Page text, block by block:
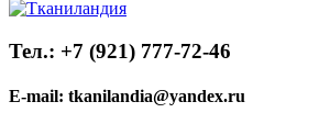
Тел.: +7 (921) 777-72-46
E-mail: tkanilandia@yandex.ru